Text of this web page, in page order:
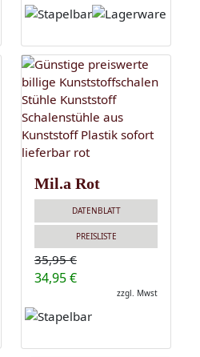
Mil.a Rot
DATENBLATT
PREISLISTE
35,95 €
34,95 €
zzgl. Mwst